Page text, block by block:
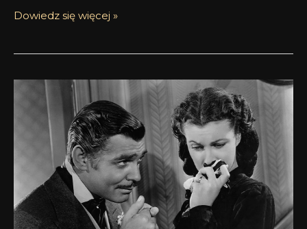
Dowiedz się więcej »
Strzeżcie
marzeń
kolejny
tytan
Oliviera